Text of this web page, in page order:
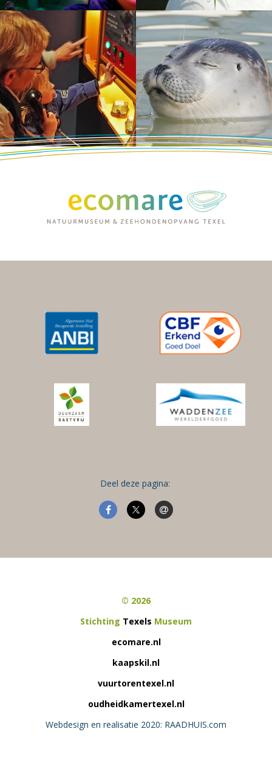
Deel deze pagina:
© 2026
Stichting Texels Museum
ecomare.nl
kaapskil.nl
vuurtorentexel.nl
oudheidkamertexel.nl
Webdesign en realisatie 2020: RAADHUIS.com